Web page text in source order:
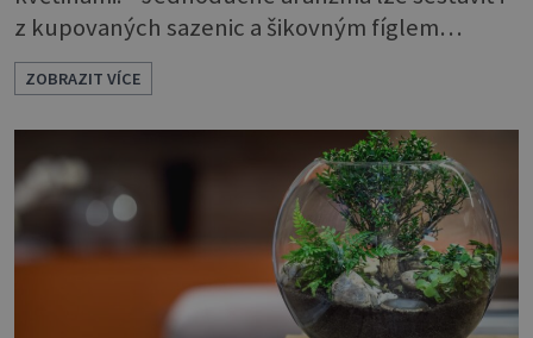
z kupovaných sazenic a šikovným fíglem
docílíte toho, aby výsledek působil jako dílo
profesionála. Rostliny vyndejte z pěstebních
květináčků a zasaďte je. Povrch zeminy pod listy
pokryjte mechem. Podél okraje pak pomocí
lžíce nasypejte dekorativní štěrk.Díky úpravě
povrchu je z obyčejn
ZOBRAZIT VÍCE